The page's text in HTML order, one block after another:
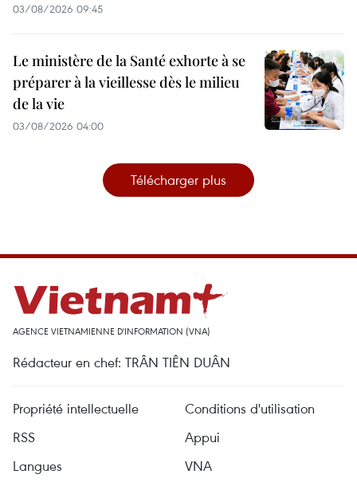
03/08/2026 09:45
Le ministère de la Santé exhorte à se
préparer à la vieillesse dès le milieu
de la vie
03/08/2026 04:00
Télécharger plus
AGENCE VIETNAMIENNE D'INFORMATION (VNA)
Rédacteur en chef: TRÂN TIÊN DUÂN
Propriété intellectuelle
Conditions d'utilisation
RSS
Appui
Langues
VNA